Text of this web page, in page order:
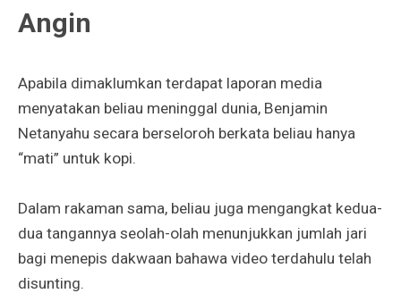
Angin
Apabila dimaklumkan terdapat laporan media
menyatakan beliau meninggal dunia, Benjamin
Netanyahu secara berseloroh berkata beliau hanya
“mati” untuk kopi.
Dalam rakaman sama, beliau juga mengangkat kedua-
dua tangannya seolah-olah menunjukkan jumlah jari
bagi menepis dakwaan bahawa video terdahulu telah
disunting.